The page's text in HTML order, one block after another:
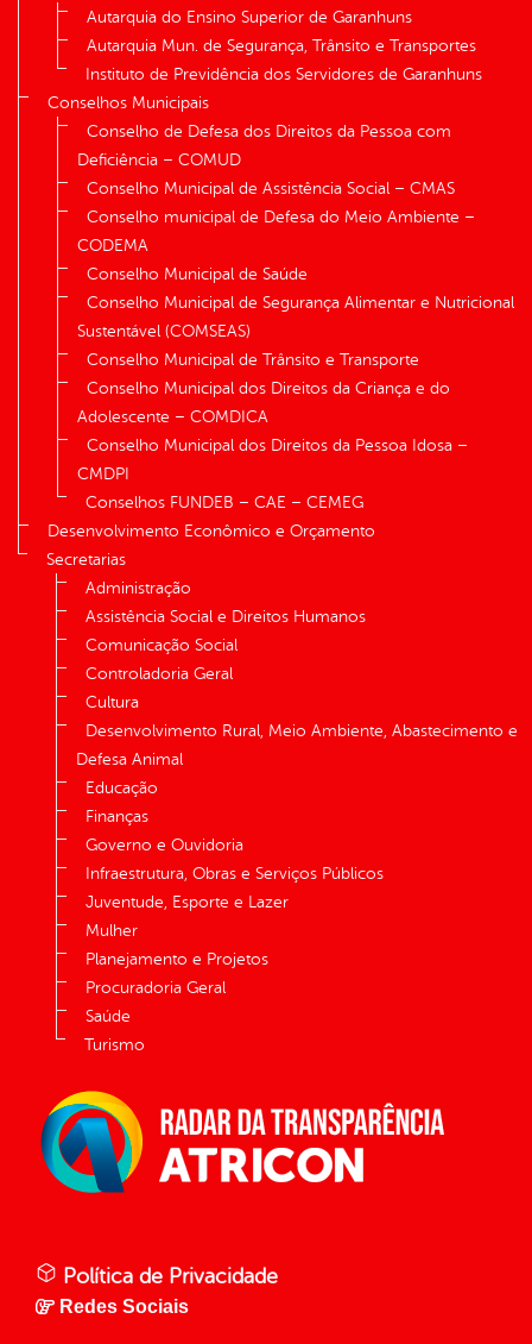
Autarquia do Ensino Superior de Garanhuns
Autarquia Mun. de Segurança, Trânsito e Transportes
Instituto de Previdência dos Servidores de Garanhuns
Conselhos Municipais
Conselho de Defesa dos Direitos da Pessoa com
Deficiência – COMUD
Conselho Municipal de Assistência Social – CMAS
Conselho municipal de Defesa do Meio Ambiente –
CODEMA
Conselho Municipal de Saúde
Conselho Municipal de Segurança Alimentar e Nutricional
Sustentável (COMSEAS)
Conselho Municipal de Trânsito e Transporte
Conselho Municipal dos Direitos da Criança e do
Adolescente – COMDICA
Conselho Municipal dos Direitos da Pessoa Idosa –
CMDPI
Conselhos FUNDEB – CAE – CEMEG
Desenvolvimento Econômico e Orçamento
Secretarias
Administração
Assistência Social e Direitos Humanos
Comunicação Social
Controladoria Geral
Cultura
Desenvolvimento Rural, Meio Ambiente, Abastecimento e
Defesa Animal
Educação
Finanças
Governo e Ouvidoria
Infraestrutura, Obras e Serviços Públicos
Juventude, Esporte e Lazer
Mulher
Planejamento e Projetos
Procuradoria Geral
Saúde
Turismo
Política de Privacidade
Redes Sociais